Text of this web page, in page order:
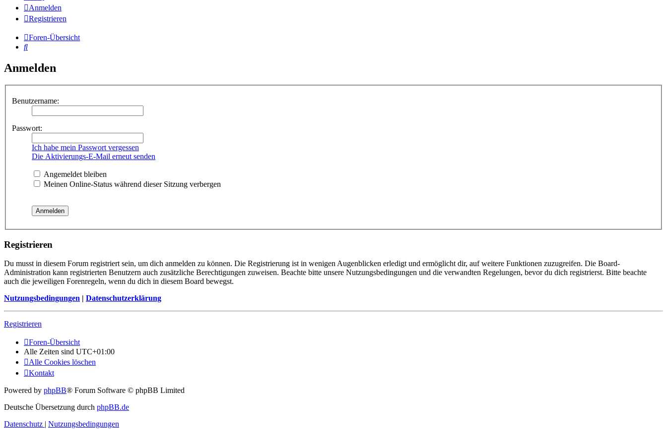
Anmelden
Registrieren
Foren-Übersicht
Suche
Anmelden
Benutzername:
Passwort:
Ich habe mein Passwort vergessen
Die Aktivierungs-E-Mail erneut senden
Angemeldet bleiben
Meinen Online-Status während dieser Sitzung verbergen
Registrieren
Du musst in diesem Forum registriert sein, um dich anmelden zu können. Die Registrierung ist in wenigen Augenblicken erledigt und ermöglicht dir, auf weitere Funktionen zuzugreifen. Die Board-
Administration kann registrierten Benutzern auch zusätzliche Berechtigungen zuweisen. Beachte bitte unsere Nutzungsbedingungen und die verwandten Regelungen, bevor du dich registrierst. Bitte beachte
auch die jeweiligen Forenregeln, wenn du dich in diesem Board bewegst.
Nutzungsbedingungen | Datenschutzerklärung
Registrieren
Foren-Übersicht
Alle Zeiten sind UTC+01:00
Alle Cookies löschen
Kontakt
Powered by phpBB® Forum Software © phpBB Limited
Deutsche Übersetzung durch phpBB.de
Datenschutz | Nutzungsbedingungen